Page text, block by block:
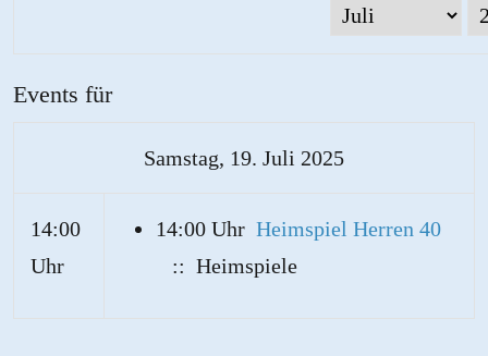
Events für
Samstag, 19. Juli 2025
14:00
Uhr
14:00 Uhr Heimspiel Herren 40
:: Heimspiele